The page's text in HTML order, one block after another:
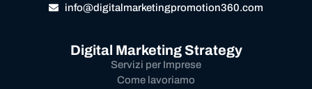
info@digitalmarketingpromotion360.com
Digital Marketing Strategy
Servizi per Imprese
Come lavoriamo